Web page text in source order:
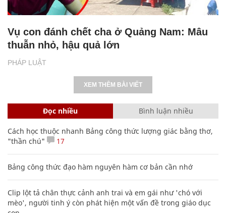
PHÁP LUẬT
Vụ con đánh chết cha ở Quảng Nam: Mâu
thuẫn nhỏ, hậu quả lớn
XEM THÊM BÀI VIẾT
Đọc nhiều Bình luận nhiều
Cách học thuộc nhanh Bảng công thức lượng giác bằng thơ,
"thần chú"
17
Bảng công thức đạo hàm nguyên hàm cơ bản cần nhớ
Clip lột tả chân thực cảnh anh trai và em gái như 'chó với
mèo', người tinh ý còn phát hiện một vấn đề trong giáo dục